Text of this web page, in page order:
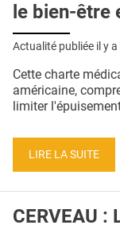
le bien-être
Actualité publiée il y a
Cette charte
américaine,
limiter
LIRE LA SUITE
CERVEAU :